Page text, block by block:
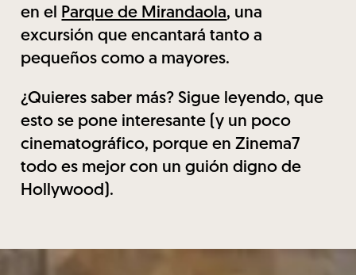
en el
Parque de Mirandaola, una
excursión que encantará tanto a
pequeños como a mayores.
¿Quieres saber más? Sigue leyendo, que
esto se pone interesante (y un poco
cinematográfico, porque en Zinema7
todo es mejor con un guión digno de
Hollywood).